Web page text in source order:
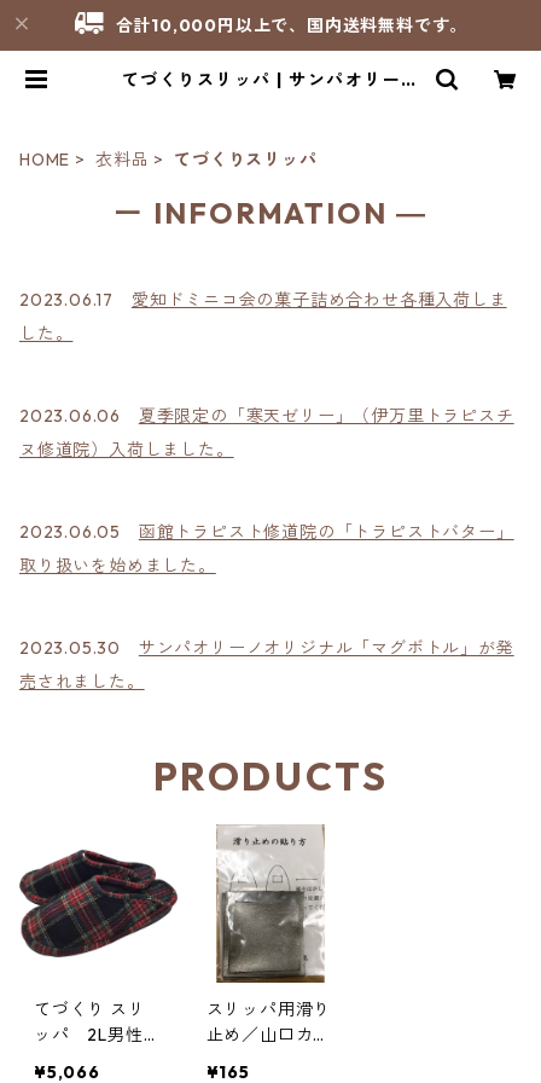
合計10,000円以上で、国内送料無料です。
てづくりスリッパ | サンパオリーノ
HOME 衣料品 てづくりスリッパ
ー INFORMATION ―
2023.06.17 愛知ドミニコ会の菓子詰め合わせ各種入荷しま
した。
2023.06.06 夏季限定の「寒天ゼリー」（伊万里トラピスチ
ヌ修道院）入荷しました。
2023.06.05 函館トラピスト修道院の「トラピストバター」
取り扱いを始めました。
2023.05.30 サンパオリーノオリジナル「マグボトル」が発
売されました。
PRODUCTS
てづくり スリ
ッパ 2L男性用
¥5,066
スリッパ用滑り
止め／山口カル
¥165